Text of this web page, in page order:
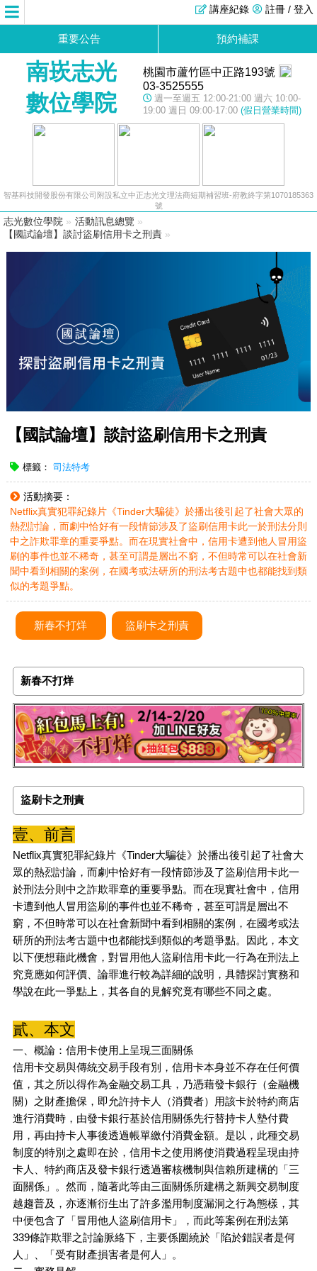
註冊 / 登入
講座紀錄
重要公告 預約補課
南崁志光
數位學院
桃園市蘆竹區中正路193號
03-3525555
週一至週五 12:00-21:00 週六 10:00-
19:00 週日 09:00-17:00 (假日營業時間)
智基科技開發股份有限公司附設私立中正志光文理法商短期補習班-府教終字第1070185363
號
志光數位學院 » 活動訊息總覽 »
【國試論壇】談討盜刷信用卡之刑責 »
【國試論壇】談討盜刷信用卡之刑責
標籤： 司法特考
活動摘要：
Netflix真實犯罪紀錄片《Tinder大騙徒》於播出後引起了社會大眾的
熱烈討論，而劇中恰好有一段情節涉及了盜刷信用卡此一於刑法分則
中之詐欺罪章的重要爭點。而在現實社會中，信用卡遭到他人冒用盜
刷的事件也並不稀奇，甚至可謂是層出不窮，不但時常可以在社會新
聞中看到相關的案例，在國考或法研所的刑法考古題中也都能找到類
似的考題爭點。
新春不打烊 盜刷卡之刑責
新春不打烊
盜刷卡之刑責
壹、前言
Netflix真實犯罪紀錄片《Tinder大騙徒》於播出後引起了社會大
眾的熱烈討論，而劇中恰好有一段情節涉及了盜刷信用卡此一
於刑法分則中之詐欺罪章的重要爭點。而在現實社會中，信用
卡遭到他人冒用盜刷的事件也並不稀奇，甚至可謂是層出不
窮，不但時常可以在社會新聞中看到相關的案例，在國考或法
研所的刑法考古題中也都能找到類似的考題爭點。因此，本文
以下便想藉此機會，對冒用他人盜刷信用卡此一行為在刑法上
究竟應如何評價、論罪進行較為詳細的說明，具體探討實務和
學說在此一爭點上，其各自的見解究竟有哪些不同之處。
貳、本文
一、概論：信用卡使用上呈現三面關係
信用卡交易與傳統交易手段有別，信用卡本身並不存在任何價
值，其之所以得作為金融交易工具，乃憑藉發卡銀行（金融機
關）之財產擔保，即允許持卡人（消費者）用該卡於特約商店
進行消費時，由發卡銀行基於信用關係先行替持卡人墊付費
用，再由持卡人事後透過帳單繳付消費金額。是以，此種交易
制度的特別之處即在於，信用卡之使用將使消費過程呈現由持
卡人、特約商店及發卡銀行透過審核機制與信賴所建構的「三
面關係」。然而，隨著此等由三面關係所建構之新興交易制度
越趨普及，亦逐漸衍生出了許多濫用制度漏洞之行為態樣，其
中便包含了「冒用他人盜刷信用卡」，而此等案例在刑法第
339條詐欺罪之討論脈絡下，主要係圍繞於「陷於錯誤者是何
人」、「受有財產損害者是何人」。